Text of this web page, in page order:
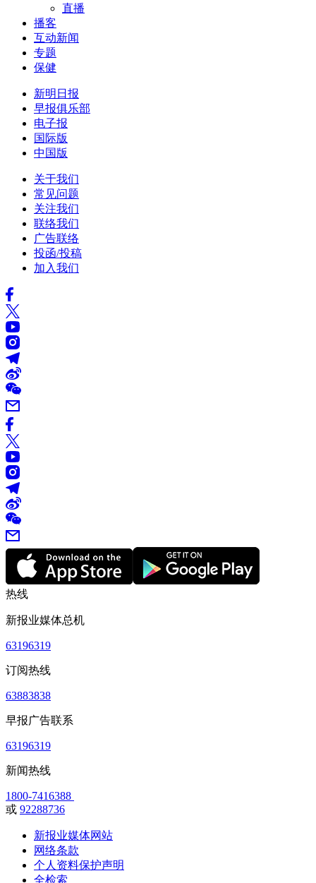
直播
播客
互动新闻
专题
保健
新明日报
早报俱乐部
电子报
国际版
中国版
关于我们
常见问题
关注我们
联络我们
广告联络
投函/投稿
加入我们
热线
新报业媒体总机
63196319
订阅热线
63883838
早报广告联系
63196319
新闻热线
1800-7416388
或 92288736
新报业媒体网站
网络条款
个人资料保护声明
全检索